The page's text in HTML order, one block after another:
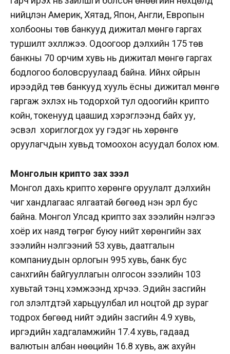
нийцүүлэн Америк, Хятад, Япон, Англи, Европын
холбооны төв банкууд дижитал мөнгө гаргах
туршилт эхлүүлжээ. Одоогоор дэлхийн 175 төв
банкны 70 орчим хувь нь дижитал мөнгө гаргах
бодлогоо боловсруулаад байна. Ийнхүү ойрын
ирээдүйд төв банкууд хууль ёсны дижитал мөнгө
гаргаж эхлэх нь тодорхой тул одоогийн крипто
койн, токенууд цаашид хэрэглээнд байх уу,
эсвэл хориглогдох уу гэдэг нь хөрөнгө
оруулагчдын хувьд томоохон асуудал болох юм.
Монголын крипто зах зээл
Монгол дахь крипто хөрөнгө оруулалт дэлхийн
чиг хандлагаас ялгаатай бөгөөд нэн эрүүл бус
байна. Монгол Улсад крипто зах зээлийн үнэлгээ
хоёр их наяд төгрөг буюу нийт хөрөнгийн зах
зээлийн үнэлгээний 53 хувь, даатгалын
компаниудын орлогын 995 хувь, банк бус
санхүүгийн байгууллагын олгосон зээлийн 103
хувьтай тэнцүү хэмжээнд хүрчээ. Эдийн засгийн
гол үзүүлэлтүүдтэй харьцуулбал илүү ноцтой дүр зураг
тодрох бөгөөд нийт эдийн засгийн 4.9 хувь,
иргэдийн хадгаламжийн 17.4 хувь, гадаад
валютын албан нөөцийн 16.8 хувь, аж ахуйн